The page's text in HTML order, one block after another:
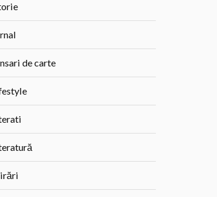
de carte